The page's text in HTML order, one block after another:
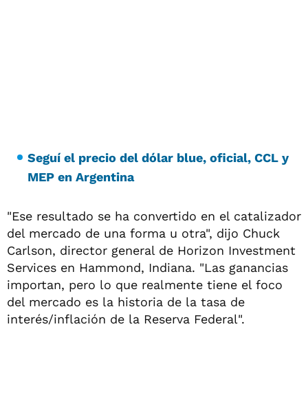
Seguí el precio del dólar blue, oficial, CCL y
MEP en Argentina
"Ese resultado se ha convertido en el catalizador
del mercado de una forma u otra", dijo Chuck
Carlson, director general de Horizon Investment
Services en Hammond, Indiana. "Las ganancias
importan, pero lo que realmente tiene el foco
del mercado es la historia de la tasa de
interés/inflación de la Reserva Federal".